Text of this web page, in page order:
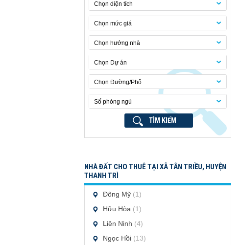
Chọn diện tích
Chọn mức giá
Chọn hướng nhà
Chọn Dự án
Chọn Đường/Phố
Số phòng ngủ
TÌM KIẾM
NHÀ ĐẤT CHO THUÊ TẠI XÃ TÂN TRIỀU, HUYỆN
THANH TRÌ
Đông Mỹ (1)
Hữu Hòa (1)
Liên Ninh (4)
Ngọc Hồi (13)